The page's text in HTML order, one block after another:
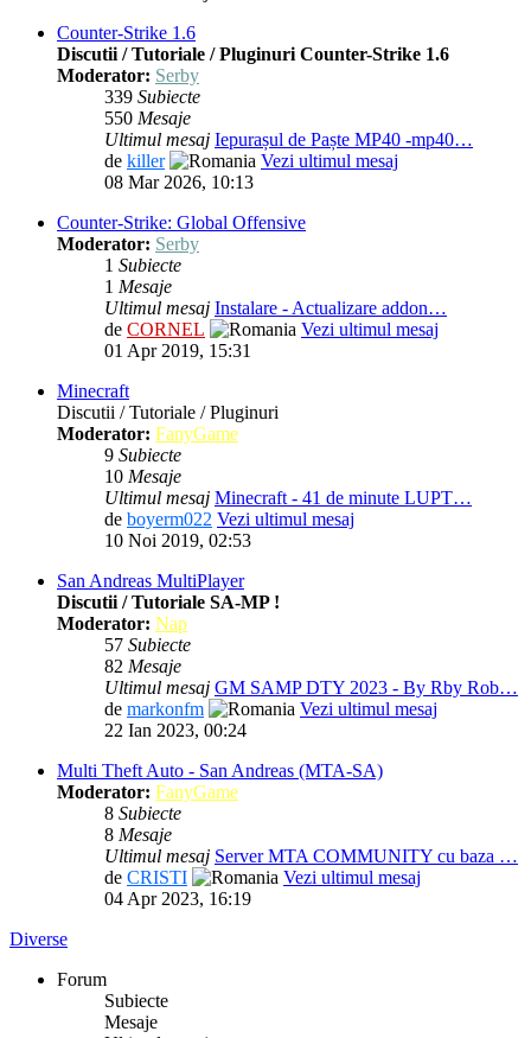
Counter-Strike 1.6
Discutii / Tutoriale / Pluginuri Counter-Strike 1.6
Moderator: Serby
339 Subiecte
550 Mesaje
Ultimul mesaj Iepurașul de Paște MP40 -mp40…
de killer
Vezi ultimul mesaj
08 Mar 2026, 10:13
Counter-Strike: Global Offensive
Moderator: Serby
1 Subiecte
1 Mesaje
Ultimul mesaj Instalare - Actualizare addon…
de CORNEL
Vezi ultimul mesaj
01 Apr 2019, 15:31
Minecraft
Discutii / Tutoriale / Pluginuri
Moderator: FanyGame
9 Subiecte
10 Mesaje
Ultimul mesaj Minecraft - 41 de minute LUPT…
de boyerm022 Vezi ultimul mesaj
10 Noi 2019, 02:53
San Andreas MultiPlayer
Discutii / Tutoriale SA-MP !
Moderator: Nap
57 Subiecte
82 Mesaje
Ultimul mesaj GM SAMP DTY 2023 - By Rby Rob…
de markonfm
Vezi ultimul mesaj
22 Ian 2023, 00:24
Multi Theft Auto - San Andreas (MTA-SA)
Moderator: FanyGame
8 Subiecte
8 Mesaje
Ultimul mesaj Server MTA COMMUNITY cu baza …
de CRISTI
Vezi ultimul mesaj
04 Apr 2023, 16:19
Diverse
Forum
Subiecte
Mesaje